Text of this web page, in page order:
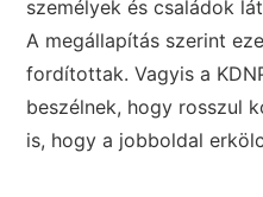
személyek és családok
A megállapítás szerint
fordítottak. Vagyis a
beszélnek, hogy rosszul
is, hogy a jobboldal